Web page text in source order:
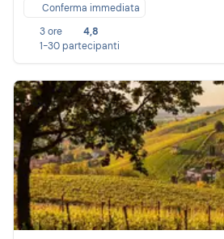
Conferma immediata
3 ore
4,8
1-30 partecipanti